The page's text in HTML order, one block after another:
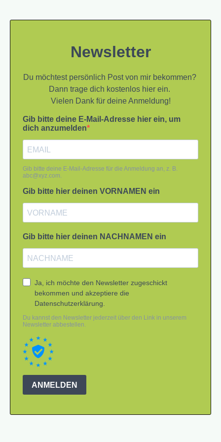
Newsletter
Du möchtest persönlich Post von mir bekommen?
Dann trage dich kostenlos hier ein.
Vielen Dank für deine Anmeldung!
Gib bitte deine E-Mail-Adresse hier ein, um
dich anzumelden
Gib bitte deine E-Mail-Adresse für die Anmeldung an, z. B.
abc@xyz.com.
Gib bitte hier deinen VORNAMEN ein
Gib bitte hier deinen NACHNAMEN ein
Ja, ich möchte den Newsletter zugeschickt
bekommen und akzeptiere die
Datenschutzerklärung.
Du kannst den Newsletter jederzeit über den Link in unserem
Newsletter abbestellen.
ANMELDEN